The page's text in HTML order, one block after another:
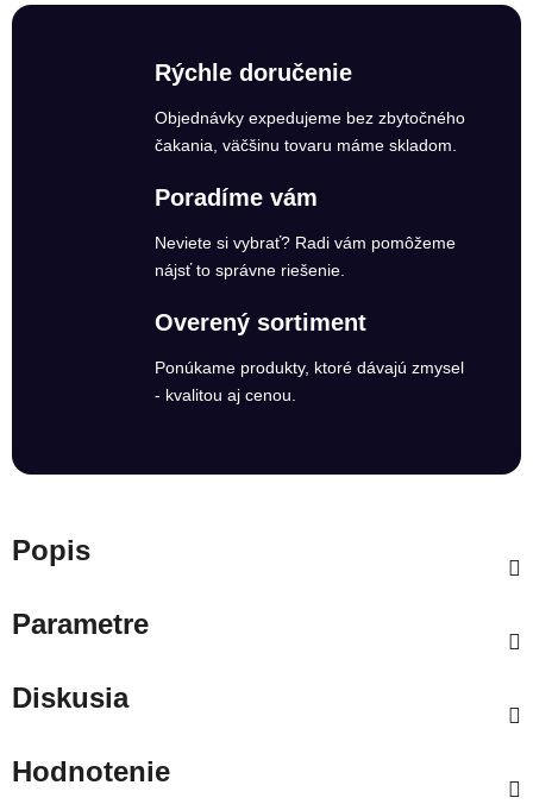
Rýchle doručenie
Objednávky expedujeme bez zbytočného
čakania, väčšinu tovaru máme skladom.
Poradíme vám
Neviete si vybrať? Radi vám pomôžeme
nájsť to správne riešenie.
Overený sortiment
Ponúkame produkty, ktoré dávajú zmysel
- kvalitou aj cenou.
Popis
Parametre
Diskusia
Hodnotenie